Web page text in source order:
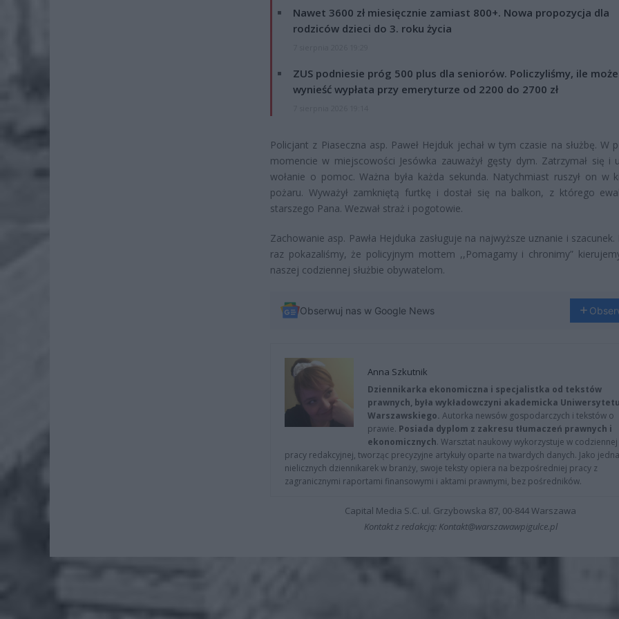
Nawet 3600 zł miesięcznie zamiast 800+. Nowa propozycja dla
rodziców dzieci do 3. roku życia
ZUS podniesie próg 500 plus dla seniorów. Policzyliśmy, ile może
wynieść wypłata przy emeryturze od 2200 do 2700 zł
Policjant z Piaseczna asp. Paweł Hejduk jechał w tym czasie na służbę. W
momencie w miejscowości Jesówka zauważył gęsty dym. Zatrzymał się i
wołanie o pomoc. Ważna była każda sekunda. Natychmiast ruszył on w
pożaru. Wyważył zamkniętą furtkę i dostał się na balkon, z którego
starszego Pana. Wezwał straż i pogotowie.
Zachowanie asp. Pawła Hejduka zasługuje na najwyższe uznanie i szacunek.
raz pokazaliśmy, że policyjnym mottem ,,Pomagamy i chronimy”
naszej codziennej służbie obywatelom.
Obserwuj nas w Google News
Anna Szkutnik
Dziennikarka ekonomiczna i specjalistka od tekstów
prawnych, była wykładowczyni akademicka
Warszawskiego. Autorka newsów gospodarczych i tekstów o
prawie. Posiada dyplom z zakresu tłumaczeń prawnych i
ekonomicznych. Warsztat naukowy wykorzystuje w codziennej
pracy redakcyjnej, tworząc precyzyjne artykuły oparte na twardych danych. Jako
nielicznych dziennikarek w branży, swoje teksty opiera na bezpośredniej pracy z
zagranicznymi raportami finansowymi i aktami prawnymi, bez pośredników.
Capital Media S.C. ul. Grzybowska 87, 00-844 Warszawa
Kontakt z redakcją: Kontakt@warszawawpigulce.pl